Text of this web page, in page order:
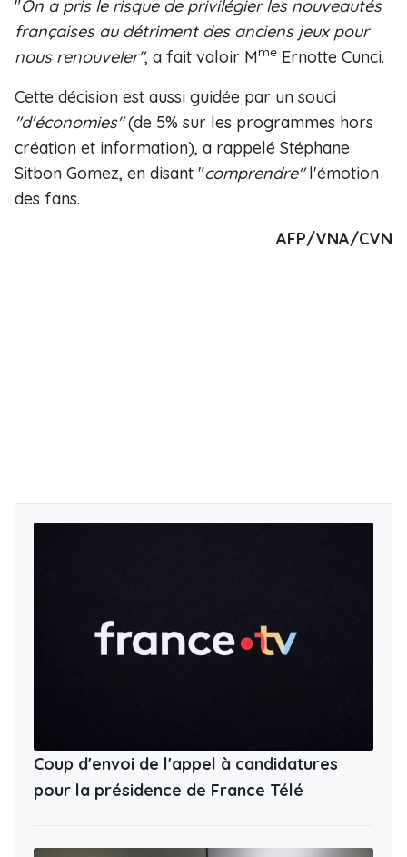
"On a pris le risque de privilégier les nouveautés
françaises au détriment des anciens jeux pour
nous renouveler", a fait valoir Mme Ernotte Cunci.
Cette décision est aussi guidée par un souci
"d'économies"(de 5% sur les programmes hors
création et information), a rappelé Stéphane
Sitbon Gomez, en disant "comprendre"l'émotion
des fans.
AFP/VNA/CVN
Coup d'envoi de l'appel à candidatures
pour la présidence de France Télé